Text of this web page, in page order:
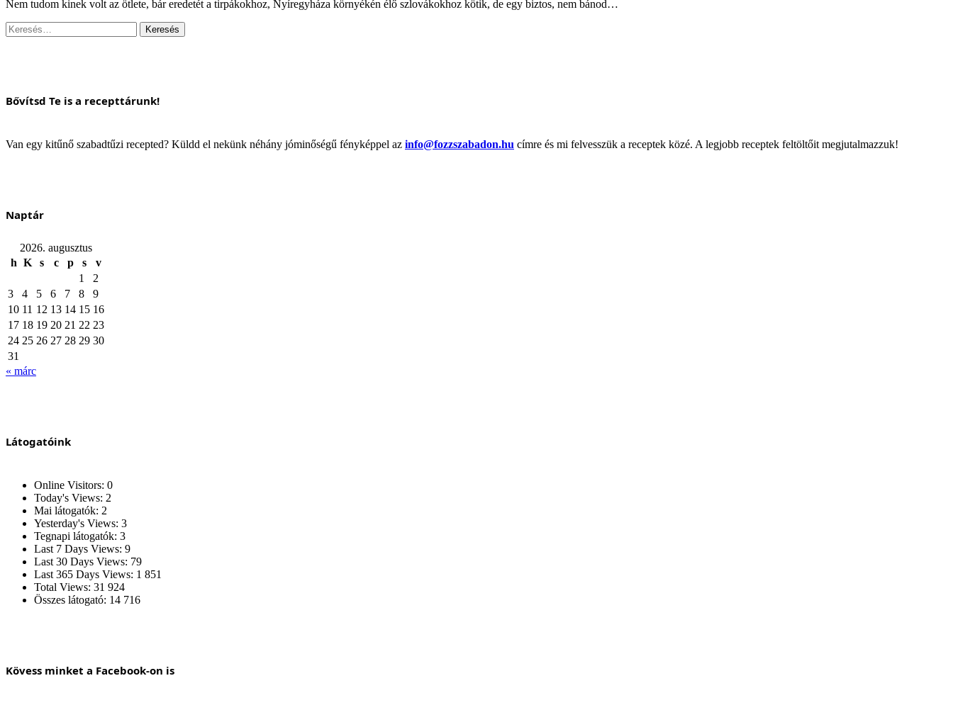
Nem tudom kinek volt az ötlete, bár eredetét a tirpákokhoz, Nyíregyháza környékén élő szlovákokhoz kötik, de egy biztos, nem bánod…
Keresés:
Bővítsd Te is a recepttárunk!
Van egy kitűnő szabadtűzi recepted? Küldd el nekünk néhány jóminőségű fényképpel az info@fozzszabadon.hu címre és mi felvesszük a receptek közé. A legjobb receptek feltöltőit megjutalmazzuk!
Naptár
2026. augusztus
h K s c p s
v
1
2
3
4 5 6 7 8
9
10 11 12 13 14 15 16
17 18 19 20 21 22 23
24 25 26 27 28 29 30
31
« márc
Látogatóink
Online Visitors: 0
Today's Views: 2
Mai látogatók: 2
Yesterday's Views: 3
Tegnapi látogatók: 3
Last 7 Days Views: 9
Last 30 Days Views: 79
Last 365 Days Views: 1 851
Total Views: 31 924
Összes látogató: 14 716
Kövess minket a Facebook-on is